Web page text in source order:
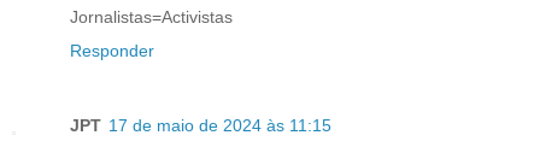
Jornalistas=Activistas
Responder
JPT 17 de maio de 2024 às 11:15